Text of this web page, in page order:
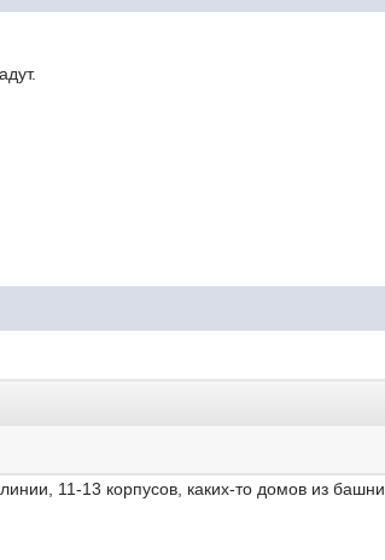
11-13 корпусов, каких-то домов из башни.